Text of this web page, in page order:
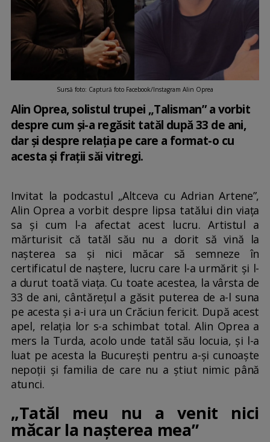
Sursă foto: Captură foto Facebook/Instagram Alin Oprea
Alin Oprea, solistul trupei „Talisman” a vorbit
despre cum și-a regăsit tatăl după 33 de ani,
dar și despre relația pe care a format-o cu
acesta și frații săi vitregi.
Invitat la podcastul „Altceva cu Adrian Artene”,
Alin Oprea a vorbit despre lipsa tatălui din viața
sa și cum l-a afectat acest lucru. Artistul a
mărturisit că tatăl său nu a dorit să vină la
nașterea sa și nici măcar să semneze în
certificatul de naștere, lucru care l-a urmărit și l-
a durut toată viața. Cu toate acestea, la vârsta de
33 de ani, cântărețul a găsit puterea de a-l suna
pe acesta și a-i ura un Crăciun fericit. După acest
apel, relația lor s-a schimbat total. Alin Oprea a
mers la Turda, acolo unde tatăl său locuia, și l-a
luat pe acesta la București pentru a-și cunoaște
nepoții și familia de care nu a știut nimic până
atunci.
„Tatăl meu nu a venit nici
măcar la nașterea mea”